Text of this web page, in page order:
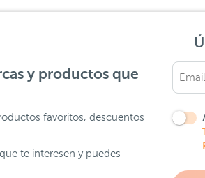
y productos que
favoritos, descuentos
te interesen y puedes